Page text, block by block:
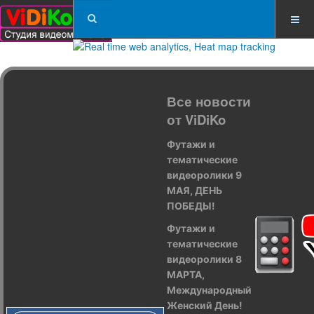
Все новости
от ViDiKo
Футажи и
тематические
видеоролики 9
МАЯ, ДЕНЬ
ПОБЕДЫ!
Футажи и
тематические
видеоролики 8
МАРТА,
Международный
Женский День!